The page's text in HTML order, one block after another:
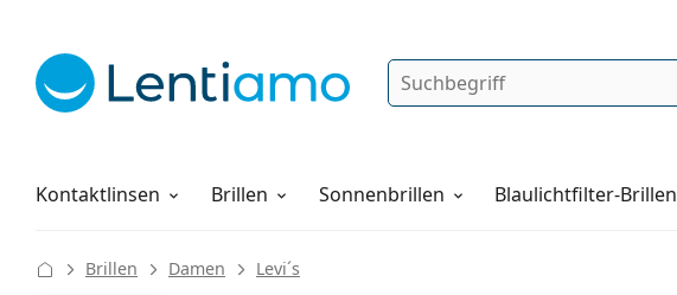
Suche
Kontaktlinsen
Pflegemittel Brillen Sonnenbrillen Blaulichtfilter-Brillen
Alles über den Einkauf
Brillen Damen Levi´s